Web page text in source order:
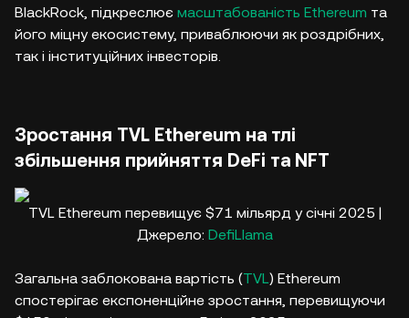
BlackRock, підкреслює масштабованість Ethereum та
його міцну екосистему, приваблюючи як роздрібних,
так і інституційних інвесторів.
Зростання TVL Ethereum на тлі
збільшення прийняття DeFi та NFT
TVL Ethereum перевищує $71 мільярд у січні 2025 |
Джерело: DefiLlama
Загальна заблокована вартість (TVL) Ethereum
спостерігає експоненційне зростання, перевищуючи